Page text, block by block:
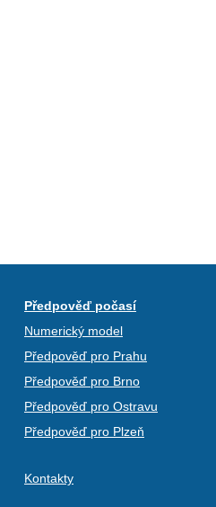
Předpověď počasí
Numerický model
Předpověď pro Prahu
Předpověď pro Brno
Předpověď pro Ostravu
Předpověď pro Plzeň
Kontakty